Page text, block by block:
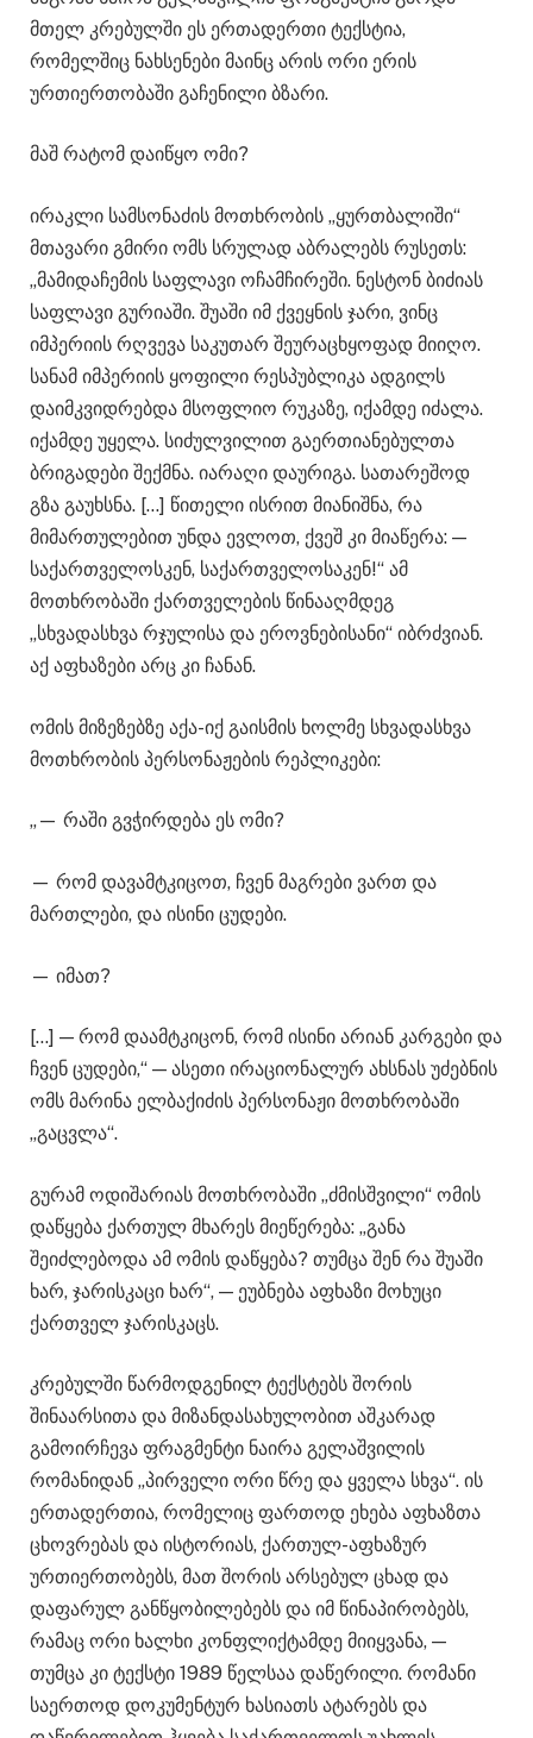
მთელ კრებულში ეს ერთადერთი ტექსტია,
რომელშიც ნახსენები მაინც არის ორი ერის
ურთიერთობაში გაჩენილი ბზარი.
მაშ რატომ დაიწყო ომი?
ირაკლი სამსონაძის მოთხრობის „ყურთბალიში“
მთავარი გმირი ომს სრულად აბრალებს რუსეთს:
„მამიდაჩემის საფლავი ოჩამჩირეში. ნესტონ ბიძიას
საფლავი გურიაში. შუაში იმ ქვეყნის ჯარი, ვინც
იმპერიის რღვევა საკუთარ შეურაცხყოფად მიიღო.
სანამ იმპერიის ყოფილი რესპუბლიკა ადგილს
დაიმკვიდრებდა მსოფლიო რუკაზე, იქამდე იძალა.
იქამდე უყელა. სიძულვილით გაერთიანებულთა
ბრიგადები შექმნა. იარაღი დაურიგა. სათარეშოდ
გზა გაუხსნა. […] წითელი ისრით მიანიშნა, რა
მიმართულებით უნდა ევლოთ, ქვეშ კი მიაწერა: —
საქართველოსკენ, საქართველოსაკენ!“ ამ
მოთხრობაში ქართველების წინააღმდეგ
„სხვადასხვა რჯულისა და ეროვნებისანი“ იბრძვიან.
აქ აფხაზები არც კი ჩანან.
ომის მიზეზებზე აქა-იქ გაისმის ხოლმე სხვადასხვა
მოთხრობის პერსონაჟების რეპლიკები:
„— რაში გვჭირდება ეს ომი?
— რომ დავამტკიცოთ, ჩვენ მაგრები ვართ და
მართლები, და ისინი ცუდები.
— იმათ?
[…] — რომ დაამტკიცონ, რომ ისინი არიან კარგები და
ჩვენ ცუდები,“ — ასეთი ირაციონალურ ახსნას უძებნის
ომს მარინა ელბაქიძის პერსონაჟი მოთხრობაში
„გაცვლა“.
გურამ ოდიშარიას მოთხრობაში „ძმისშვილი“ ომის
დაწყება ქართულ მხარეს მიეწერება: „განა
შეიძლებოდა ამ ომის დაწყება? თუმცა შენ რა შუაში
ხარ, ჯარისკაცი ხარ“, — ეუბნება აფხაზი მოხუცი
ქართველ ჯარისკაცს.
კრებულში წარმოდგენილ ტექსტებს შორის
შინაარსითა და მიზანდასახულობით აშკარად
გამოირჩევა ფრაგმენტი ნაირა გელაშვილის
რომანიდან „პირველი ორი წრე და ყველა სხვა“. ის
ერთადერთია, რომელიც ფართოდ ეხება აფხაზთა
ცხოვრებას და ისტორიას, ქართულ-აფხაზურ
ურთიერთობებს, მათ შორის არსებულ ცხად და
დაფარულ განწყობილებებს და იმ წინაპირობებს,
რამაც ორი ხალხი კონფლიქტამდე მიიყვანა, —
თუმცა კი ტექსტი 1989 წელსაა დაწერილი. რომანი
საერთოდ დოკუმენტურ ხასიათს ატარებს და